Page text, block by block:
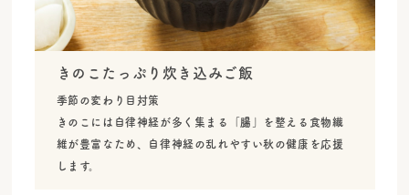
きのこたっぷり炊き込みご飯
季節の変わり目対策
きのこには自律神経が多く集まる「腸」を整える食物繊
維が豊富なため、自律神経の乱れやすい秋の健康を応援
します。